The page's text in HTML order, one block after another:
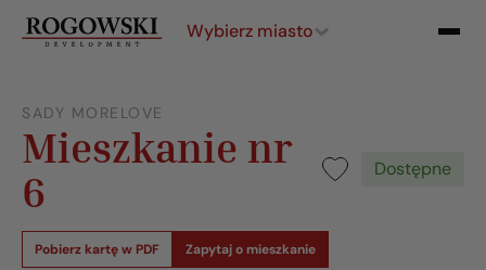
Wybierz miasto
SADY MORELOVE
Mieszkanie nr
6
Dostępne
Pobierz kartę w PDF Zapytaj o mieszkanie